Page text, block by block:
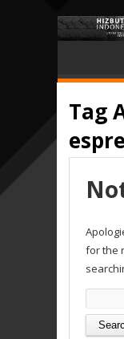
Tag
for the
for: